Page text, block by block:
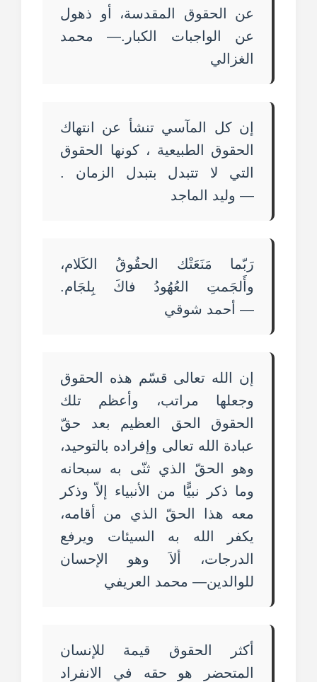
عن الحقوق المقدسة، أو ذهول
عن الواجبات الكبار.— محمد
الغزالي
إن كل المآسي تنشأ عن انتهاك
الحقوق الطبيعية ، كونها الحقوق
التي لا تتبدل بتبدل الزمان .
— وليد الماجد
رَبّما مَنَعَتْك الحقُوقُ الكَلام،
وأَلجَمتِ العُهُودُ فاكَ بِلجَام.
— أحمد شوقي
إن الله تعالى قسّم هذه الحقوق
وجعلها مراتب، وأعظم تلك
الحقوق الحق العظيم بعد حقّ
عبادة الله تعالى وإفراده بالتوحيد،
وهو الحقّ الذي ثنّى به سبحانه
وما ذكر نبيًّا من الأنبياء إلاّ وذكر
معه هذا الحقّ الذي من أقامه،
يكفر الله به السيئات ويرفع
الدرجات، ألاَ وهو الإحسان
للوالدين— محمد العريفي
أكثر الحقوق قيمة للإنسان
المتحضر هو حقه في الانفراد